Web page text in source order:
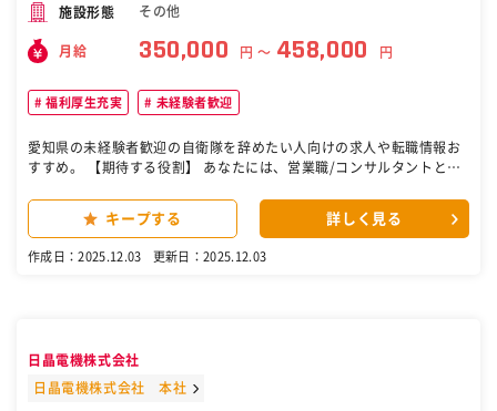
施設形態 その他
月給 350,000 円 〜 458,000 円
福利厚生充実 未経験者歓迎
愛知県の未経験者歓迎の自衛隊を辞めたい人向けの求人や転職情報お
すすめ。 【期待する役割】 あなたには、営業職/コンサルタントとし
といった自社の資源を活かし、製品開発や設計等のエンジニアリング
に寄与します。 【仕事内容】 入社後は研修ののち、まずは先輩に同行
しながら経験を積みます。 先輩の背中を見ながら、営業ノウハウを身
業」の双方が満足のいく配属を実施 ▼ ◎アフターフォロー クライア
ントの担当の総務と協力し、技術者へ定期的なフォローを継続 さらな
キープする 詳しく見る
作成日：2025.12.03 更新日：2025.12.03
日晶電機株式会社
日晶電機株式会社 本社